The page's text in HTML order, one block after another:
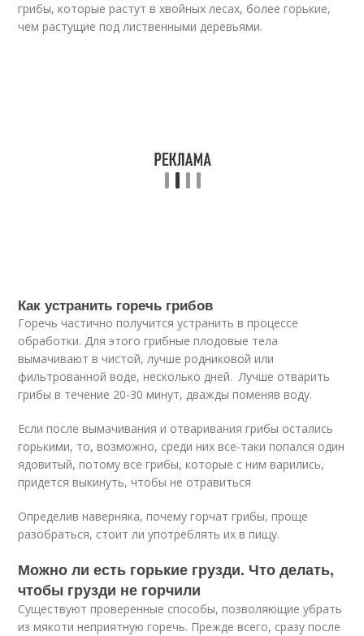
грибы, которые растут в хвойных лесах, более горькие,
чем растущие под лиственными деревьями.
Как устранить горечь грибов
Горечь частично получится устранить в процессе
обработки. Для этого грибные плодовые тела
вымачивают в чистой, лучше родниковой или
фильтрованной воде, несколько дней. Лучше отварить
грибы в течение 20-30 минут, дважды поменяв воду.
Если после вымачивания и отваривания грибы остались
горькими, то, возможно, среди них все-таки попался один
ядовитый, потому все грибы, которые с ним варились,
придется выкинуть, чтобы не отравиться
Определив наверняка, почему горчат грибы, проще
разобраться, стоит ли употреблять их в пищу.
Можно ли есть горькие грузди. Что делать,
чтобы грузди не горчили
Существуют проверенные способы, позволяющие убрать
из мякоти неприятную горечь. Прежде всего, сразу после